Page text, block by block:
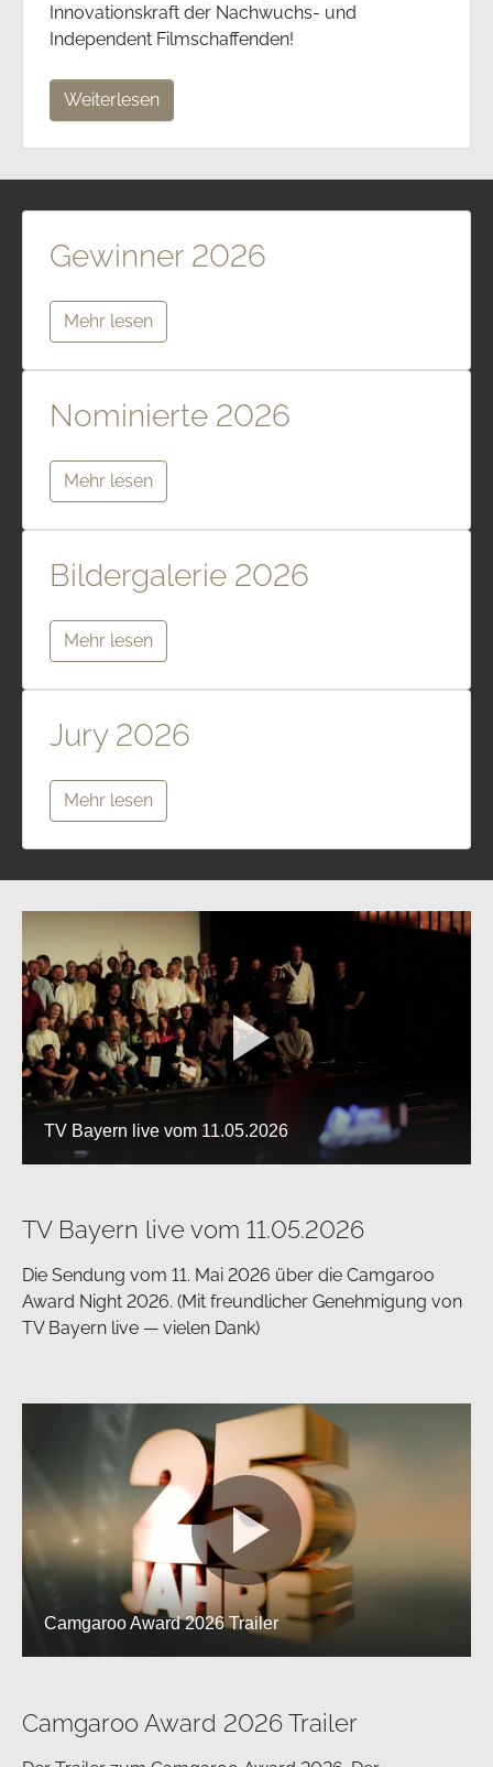
Innovationskraft der Nachwuchs- und
Independent Filmschaffenden!
Weiterlesen
Gewinner 2026
Mehr lesen
Nominierte 2026
Mehr lesen
Bildergalerie 2026
Mehr lesen
Jury 2026
Mehr lesen
TV Bayern live vom 11.05.2026
Die Sendung vom 11. Mai 2026 über die Camgaroo
Award Night 2026. (Mit freundlicher Genehmigung von
TV Bayern live — vielen Dank)
Camgaroo Award 2026 Trailer